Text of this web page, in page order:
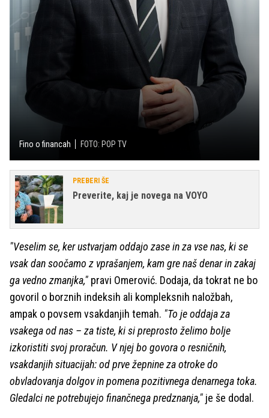
Fino o financah FOTO: POP TV
PREBERI ŠE
Preverite, kaj je novega na VOYO
"Veselim se, ker ustvarjam oddajo zase in za vse nas, ki se
vsak dan soočamo z vprašanjem, kam gre naš denar in zakaj
ga vedno zmanjka," pravi Omerović. Dodaja, da tokrat ne bo
govoril o borznih indeksih ali kompleksnih naložbah,
ampak o povsem vsakdanjih temah. "To je oddaja za
vsakega od nas – za tiste, ki si preprosto želimo bolje
izkoristiti svoj proračun. V njej bo govora o resničnih,
vsakdanjih situacijah: od prve žepnine za otroke do
obvladovanja dolgov in pomena pozitivnega denarnega toka.
Gledalci ne potrebujejo finančnega predznanja," je še dodal.